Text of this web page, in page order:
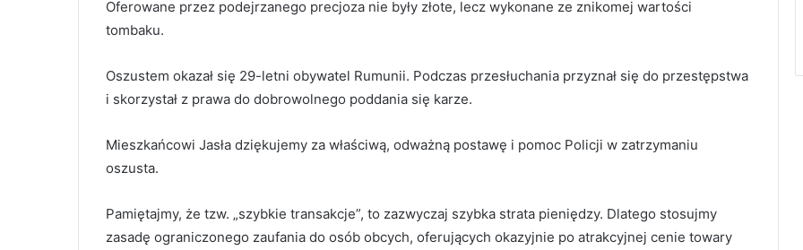
Oferowane przez podejrzanego precjoza nie były złote, lecz wykonane ze znikomej wartości
tombaku.
Oszustem okazał się 29-letni obywatel Rumunii. Podczas przesłuchania przyznał się do przestępstwa
i skorzystał z prawa do dobrowolnego poddania się karze.
Mieszkańcowi Jasła dziękujemy za właściwą, odważną postawę i pomoc Policji w zatrzymaniu
oszusta.
Pamiętajmy, że tzw. „szybkie transakcje”, to zazwyczaj szybka strata pieniędzy. Dlatego stosujmy
zasadę ograniczonego zaufania do osób obcych, oferujących okazyjnie po atrakcyjnej cenie towary